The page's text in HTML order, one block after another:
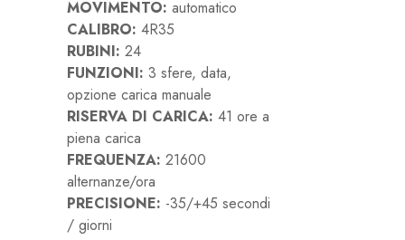
MOVIMENTO: automatico
CALIBRO: 4R35
RUBINI: 24
FUNZIONI: 3 sfere, data,
opzione carica manuale
RISERVA DI CARICA: 41 ore a
piena carica
FREQUENZA: 21600
alternanze/ora
PRECISIONE: -35/+45 secondi
/ giorni